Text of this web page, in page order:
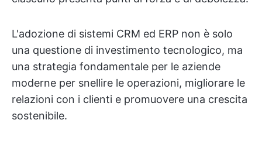
L'adozione di sistemi CRM ed ERP non è solo
una questione di investimento tecnologico, ma
una strategia fondamentale per le aziende
moderne per snellire le operazioni, migliorare le
relazioni con i clienti e promuovere una crescita
sostenibile.